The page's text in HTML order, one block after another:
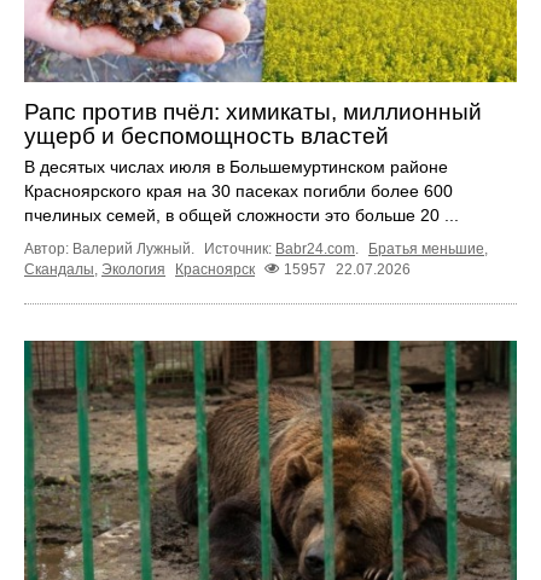
Рапс против пчёл: химикаты, миллионный
ущерб и беспомощность властей
В десятых числах июля в Большемуртинском районе
Красноярского края на 30 пасеках погибли более 600
пчелиных семей, в общей сложности это больше 20 ...
Автор: Валерий Лужный. Источник: Babr24.com. Братья меньшие,
Скандалы, Экология Красноярск 15957 22.07.2026